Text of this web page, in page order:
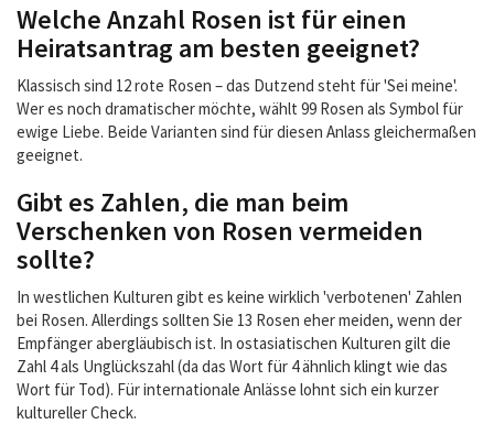
Welche Anzahl Rosen ist für einen
Heiratsantrag am besten geeignet?
Klassisch sind 12 rote Rosen – das Dutzend steht für 'Sei meine'.
Wer es noch dramatischer möchte, wählt 99 Rosen als Symbol für
ewige Liebe. Beide Varianten sind für diesen Anlass gleichermaßen
geeignet.
Gibt es Zahlen, die man beim
Verschenken von Rosen vermeiden
sollte?
In westlichen Kulturen gibt es keine wirklich 'verbotenen' Zahlen
bei Rosen. Allerdings sollten Sie 13 Rosen eher meiden, wenn der
Empfänger abergläubisch ist. In ostasiatischen Kulturen gilt die
Zahl 4 als Unglückszahl (da das Wort für 4 ähnlich klingt wie das
Wort für Tod). Für internationale Anlässe lohnt sich ein kurzer
kultureller Check.